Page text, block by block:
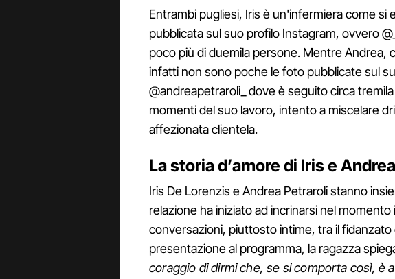
Entrambi pugliesi, Iris è un'infermiera come si
pubblicata sul suo profilo Instagram, ovvero
poco più di duemila persone. Mentre Andrea,
infatti non sono poche le foto pubblicate sul
@andreapetraroli_ dove è seguito circa
momenti del suo lavoro, intento a miscelare
affezionata clientela.
La storia d’amore di Iris e Andrea
Iris De Lorenzis e Andrea Petraroli stanno
relazione ha iniziato ad incrinarsi nel
conversazioni, piuttosto intime, tra il fidanzato
presentazione al programma, la ragazza
coraggio di dirmi che, se si comporta così, è